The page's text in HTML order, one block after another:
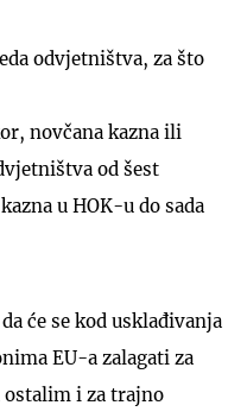
odvjetništva, za što
novčana kazna ili
od šest
u HOK-u do sada
će se kod usklađivanja
EU-a zalagati za
i za trajno